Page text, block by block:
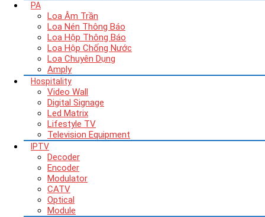
PA
Loa Âm Trần
Loa Nén Thông Báo
Loa Hộp Thông Báo
Loa Hộp Chống Nước
Loa Chuyên Dụng
Amply
Hospitality
Video Wall
Digital Signage
Led Matrix
Lifestyle TV
Television Equipment
IPTV
Decoder
Encoder
Modulator
CATV
Optical
Module